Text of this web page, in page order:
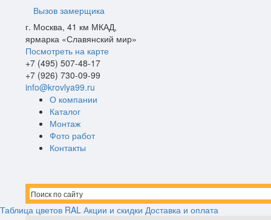
Вызов замерщика
г. Москва, 41 км МКАД,
ярмарка «Славянский мир»
Посмотреть на карте
+7 (495) 507-48-17
+7 (926) 730-09-99
info@krovlya99.ru
О компании
Каталог
Монтаж
Фото работ
Контакты
Таблица цветов RAL Акции и скидки Доставка и оплата